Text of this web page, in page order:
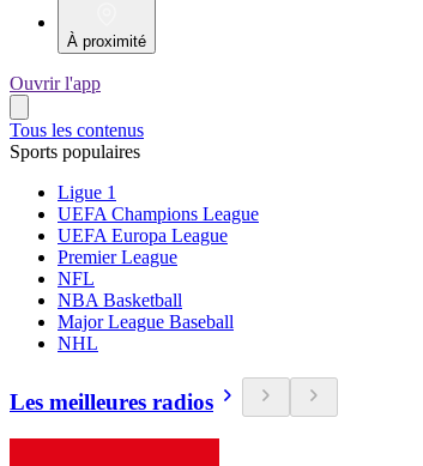
À proximité
Ouvrir l'app
Tous les contenus
Sports populaires
Ligue 1
UEFA Champions League
UEFA Europa League
Premier League
NFL
NBA Basketball
Major League Baseball
NHL
Les meilleures radios